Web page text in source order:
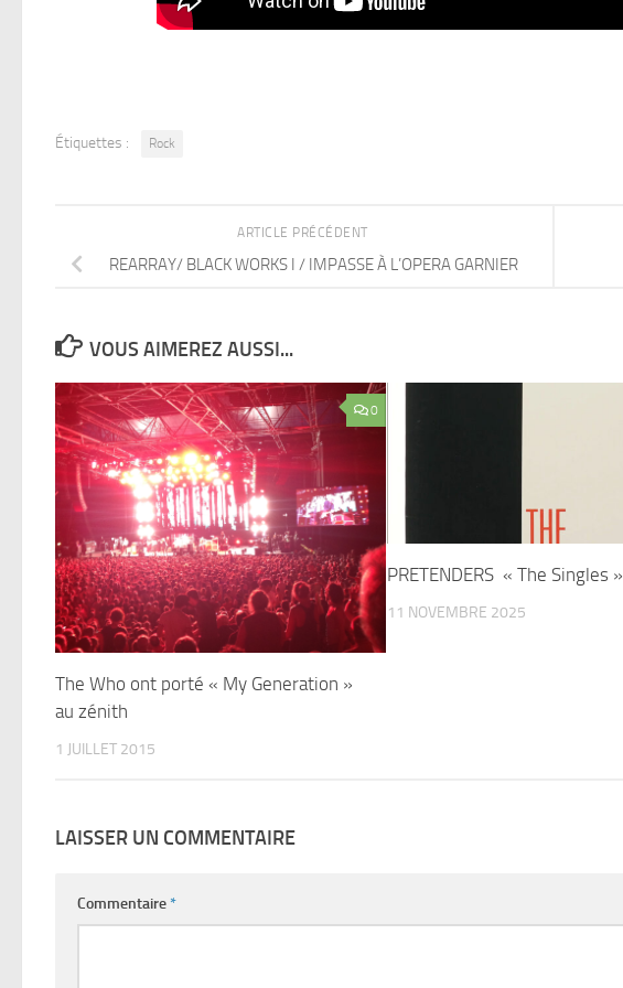
Étiquettes : Rock
ARTICLE PRÉCÉDENT
REARRAY/ BLACK WORKS I / IMPASSE À L’OPERA GARNIER
VOUS AIMEREZ AUSSI...
0
The Who ont porté « My Generation »
au zénith
1 JUILLET 2015
PRETENDERS « The Singles »
11 NOVEMBRE 2025
LAISSER UN COMMENTAIRE
Commentaire*